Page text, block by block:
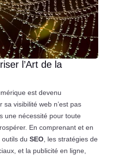
l’Art de la
est devenu
visibilité web n’est pas
une nécessité pour toute
En comprenant et en
du SEO, les stratégies de
et la publicité en ligne,